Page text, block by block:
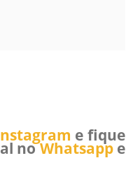
e fique
noWhatsappe